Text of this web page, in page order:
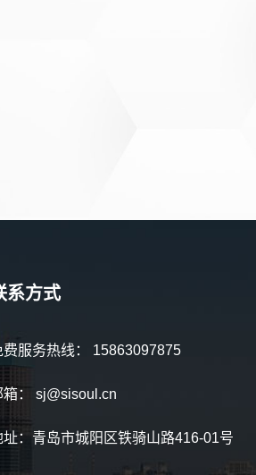
系方式
费服务热线： 15863097875
箱： sj@sisoul.cn
址：青岛市城阳区铁骑山路416-01号